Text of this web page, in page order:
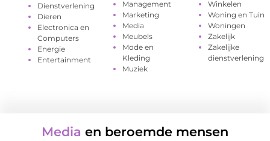
Dienstverlening
Dieren
Electronica en
Computers
Energie
Entertainment
Management
Marketing
Media
Meubels
Mode en
Kleding
Muziek
Winkelen
Woning en Tuin
Woningen
Zakelijk
Zakelijke
dienstverlening
Media en beroemde mensen